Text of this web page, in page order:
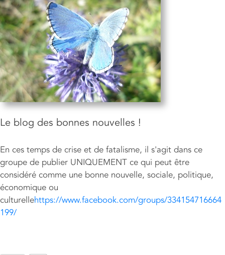
Le blog des bonnes nouvelles !
En ces temps de crise et de fatalisme, il s'agit dans ce
groupe de publier UNIQUEMENT ce qui peut être
considéré comme une bonne nouvelle, sociale, politique,
économique ou
culturellehttps://www.facebook.com/groups/334154716664
199/